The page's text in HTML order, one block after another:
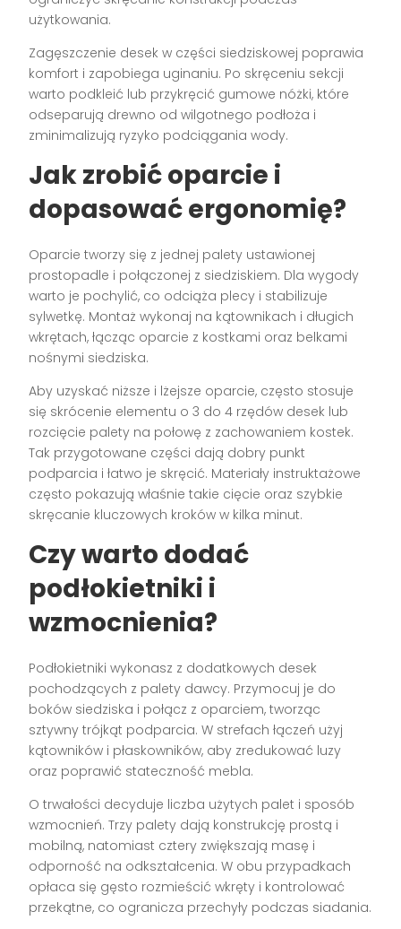
użytkowania.
Zagęszczenie desek w części siedziskowej poprawia
komfort i zapobiega uginaniu. Po skręceniu sekcji
warto podkleić lub przykręcić gumowe nóżki, które
odseparują drewno od wilgotnego podłoża i
zminimalizują ryzyko podciągania wody.
Jak zrobić oparcie i
dopasować ergonomię?
Oparcie tworzy się z jednej palety ustawionej
prostopadle i połączonej z siedziskiem. Dla wygody
warto je pochylić, co odciąża plecy i stabilizuje
sylwetkę. Montaż wykonaj na kątownikach i długich
wkrętach, łącząc oparcie z kostkami oraz belkami
nośnymi siedziska.
Aby uzyskać niższe i lżejsze oparcie, często stosuje
się skrócenie elementu o 3 do 4 rzędów desek lub
rozcięcie palety na połowę z zachowaniem kostek.
Tak przygotowane części dają dobry punkt
podparcia i łatwo je skręcić. Materiały instruktażowe
często pokazują właśnie takie cięcie oraz szybkie
skręcanie kluczowych kroków w kilka minut.
Czy warto dodać
podłokietniki i
wzmocnienia?
Podłokietniki wykonasz z dodatkowych desek
pochodzących z palety dawcy. Przymocuj je do
boków siedziska i połącz z oparciem, tworząc
sztywny trójkąt podparcia. W strefach łączeń użyj
kątowników i płaskowników, aby zredukować luzy
oraz poprawić stateczność mebla.
O trwałości decyduje liczba użytych palet i sposób
wzmocnień. Trzy palety dają konstrukcję prostą i
mobilną, natomiast cztery zwiększają masę i
odporność na odkształcenia. W obu przypadkach
opłaca się gęsto rozmieścić wkręty i kontrolować
przekątne, co ogranicza przechyły podczas siadania.